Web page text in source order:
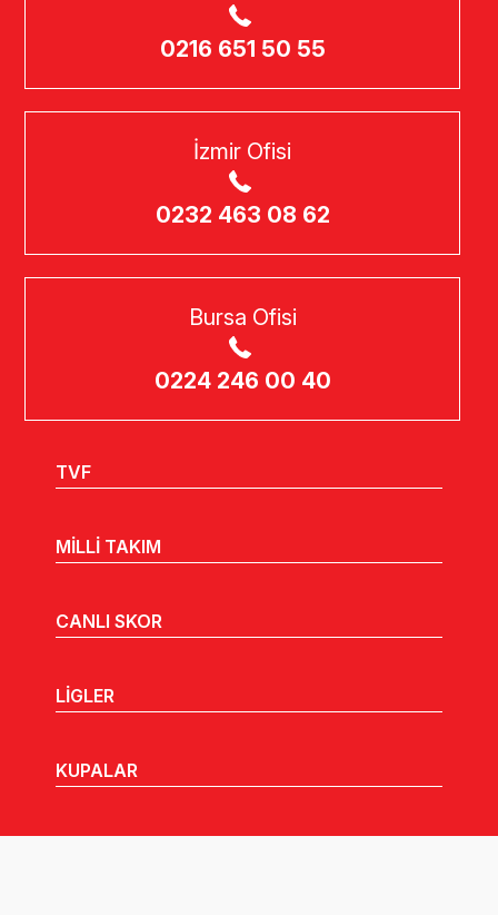
0216 651 50 55
İzmir Ofisi
0232 463 08 62
Bursa Ofisi
0224 246 00 40
TVF
MİLLİ TAKIM
CANLI SKOR
LİGLER
KUPALAR